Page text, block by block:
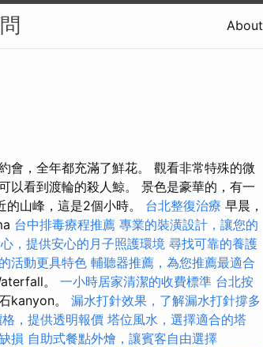
About
會，全年都充滿了鮮花。 觀看非常特殊的微
以看到渡輪的殺人鯨。 景色是豪華的，有一
山峰，這是2個小時。 台北整復治療 早晨，
台中排毒療程推薦 專業的裝潢設計，讓您的
，提供安心的月子照護環境 尋找可靠的養護
活動更具特色 輔聽器推薦，為您推薦最適合
。 一小時居家清潔的收費標準 台北按
kanyon。 漏水打針效果，了解漏水打針撐多
，提供透明報價 塔位風水，選擇適合的塔
損 自助式餐點外燴，讓賓客自由選擇